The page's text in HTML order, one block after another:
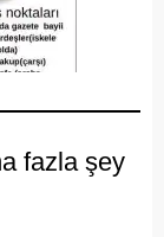
fazla şey